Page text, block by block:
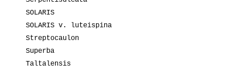
SOLARIS
SOLARIS v. luteispina
Streptocaulon
Superba
Taltalensis